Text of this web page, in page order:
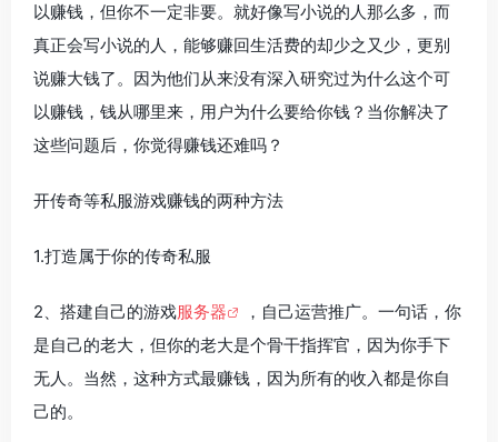
以赚钱，但你不一定非要。就好像写小说的人那么多，而
真正会写小说的人，能够赚回生活费的却少之又少，更别
说赚大钱了。因为他们从来没有深入研究过为什么这个可
以赚钱，钱从哪里来，用户为什么要给你钱？当你解决了
这些问题后，你觉得赚钱还难吗？
开传奇等私服游戏赚钱的两种方法
1.打造属于你的传奇私服
2、搭建自己的游戏服务器
，自己运营推广。一句话，你
是自己的老大，但你的老大是个骨干指挥官，因为你手下
无人。当然，这种方式最赚钱，因为所有的收入都是你自
己的。